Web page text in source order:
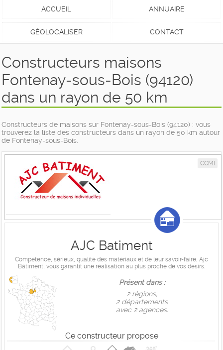
ACCUEIL ANNUAIRE
GÉOLOCALISER CONTACT
Constructeurs maisons
Fontenay-sous-Bois (94120)
dans un rayon de 50 km
Constructeurs de maisons sur Fontenay-sous-Bois (94120) : vous
trouverez la liste des constructeurs dans un rayon de 50 km autour
de Fontenay-sous-Bois.
CCMI
AJC Batiment
Compétence, sérieux, qualité des matériaux et de leur savoir-faire, Ajc
Bâtiment, vous garantit une réalisation au plus proche de vos désirs.
Présent dans :
2 règions,
2 départements
avec 2 agences.
Ce constructeur propose